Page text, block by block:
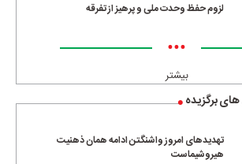
لزوم حفظ وحدت ملی و پرهیز از تفرقه
•••
بیشتر
برگزیده
تهدیدهای امروز واشنگتن ادامه همان ذهنیت
هیروشیماست